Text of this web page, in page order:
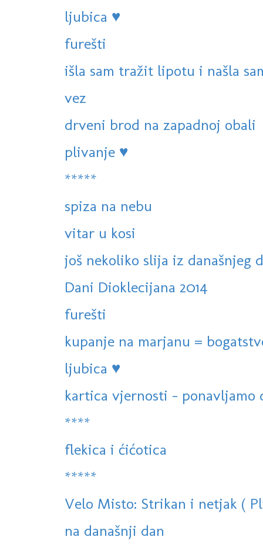
ljubica ♥
furešti
išla sam tražit lipotu i našla
vez
drveni brod na zapadnoj obali
plivanje ♥
*****
spiza na nebu
vitar u kosi
još nekoliko slija iz današnjeg
Dani Dioklecijana 2014
furešti
kupanje na marjanu =
ljubica ♥
kartica vjernosti - ponavljamo
****
flekica i ćićotica
*****
Velo Misto: Strikan i netjak (
na današnji dan